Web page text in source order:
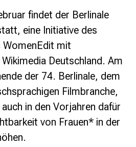
Digitalpolitik
findet der Berlinale
eine Initiative des
WomenEdit mit
Deutschland. Am
der 74. Berlinale, dem
Filmbranche,
in den Vorjahren dafür
von Frauen* in der